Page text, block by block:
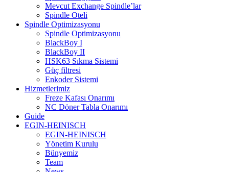
Mevcut Exchange Spindle’lar
Spindle Oteli
Spindle Optimizasyonu
Spindle Optimizasyonu
BlackBoy I
BlackBoy II
HSK63 Sıkma Sistemi
Güç filtresi
Enkoder Sistemi
Hizmetlerimiz
Freze Kafası Onarımı
NC Döner Tabla Onarımı
Guide
EGIN-HEINISCH
EGIN-HEINISCH
Yönetim Kurulu
Bünyemiz
Team